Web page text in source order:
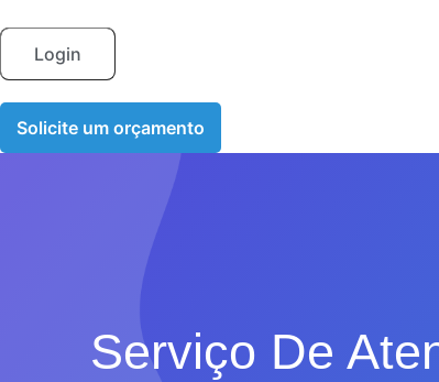
Login
Solicite um orçamento
Serviço De